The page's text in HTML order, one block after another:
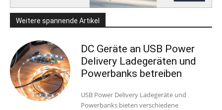
Weitere spannende Artikel
DC Geräte an USB Power
Delivery Ladegeräten und
Powerbanks betreiben
USB Power Delivery Ladegeräte und
Powerbanks bieten verschiedene